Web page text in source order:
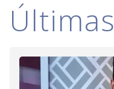
Últimas